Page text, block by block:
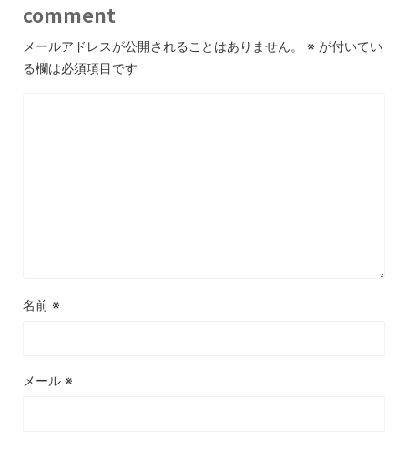
comment
メールアドレスが公開されることはありません。 ※ が付いてい
る欄は必須項目です
名前 ※
メール ※